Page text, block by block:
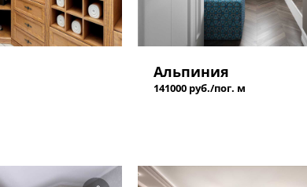
Альпиния
141000 руб./пог. м